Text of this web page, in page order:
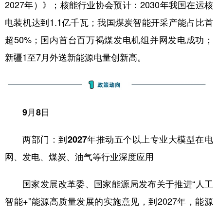
食品 人居 信息化 数字经济
学术中国 乡村振兴 银龄 溯源中国
一带一路
文化产业
地方频道
辽宁 吉林 上海 江苏
浙江 安徽 福建 江西
2027年）》；核能行业协会预计：2030年我国在运核
电装机达到1.1亿千瓦；我国煤炭智能开采产能占比首
超50%；国内首台百万褐煤发电机组并网发电成功；
新疆1至7月外送新能源电量创新高。
9月8日
两部门：到2027年推动五个以上专业大模型在电
网、发电、煤炭、油气等行业深度应用
国家发展改革委、国家能源局发布关于推进“人工
智能+”能源高质量发展的实施意见，到2027年，能源